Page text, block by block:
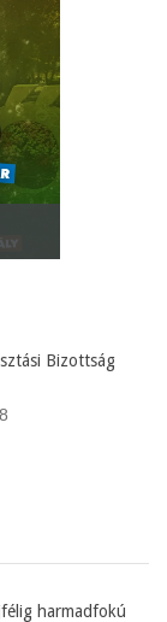
Bizottság
harmadfokú